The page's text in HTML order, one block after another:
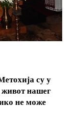
су у
живот нашег
не може